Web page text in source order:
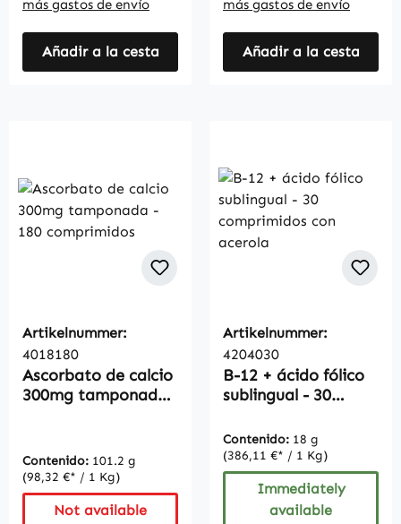
más gastos de envío
Añadir a la cesta
más gastos de envío
Añadir a la cesta
Artikelnummer:
4018180
Ascorbato de calcio
300mg tamponada -
Contenido: 101.2 g
(98,32 €* / 1 Kg)
Not available
Artikelnummer:
4204030
B-12 + ácido fólico
sublingual - 30
acerola
Contenido: 18 g
(386,11 €* / 1 Kg)
Immediately
available